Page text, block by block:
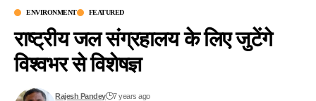
ENVIRONMENT FEATURED
राष्ट्रीय जल संग्रहालय के लिए जुटेंगे
विश्वभर से विशेषज्ञ
Rajesh Pandey 7 years ago